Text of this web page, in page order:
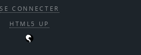
SE CONNECTER
HTML5 UP